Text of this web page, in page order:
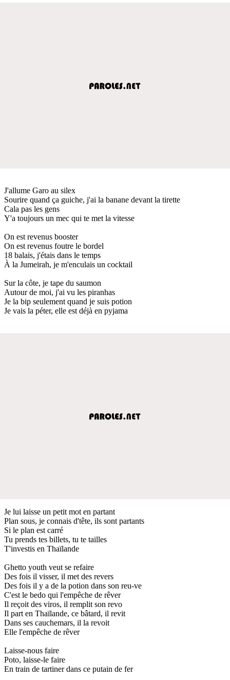
J'allume Garo au silex
Sourire quand ça guiche, j'ai la banane devant la tirette
Cala pas les gens
Y'a toujours un mec qui te met la vitesse
On est revenus booster
On est revenus foutre le bordel
18 balais, j'étais dans le temps
À la Jumeirah, je m'enculais un cocktail
Sur la côte, je tape du saumon
Autour de moi, j'ai vu les piranhas
Je la bip seulement quand je suis potion
Je vais la péter, elle est déjà en pyjama
Je lui laisse un petit mot en partant
Plan sous, je connais d'tête, ils sont partants
Si le plan est carré
Tu prends tes billets, tu te tailles
T'investis en Thaïlande
Ghetto youth veut se refaire
Des fois il visser, il met des revers
Des fois il y a de la potion dans son reu-ve
C'est le bedo qui l'empêche de rêver
Il reçoit des viros, il remplit son revo
Il part en Thaïlande, ce bâtard, il revit
Dans ses cauchemars, il la revoit
Elle l'empêche de rêver
Laisse-nous faire
Poto, laisse-le faire
En train de tartiner dans ce putain de fer